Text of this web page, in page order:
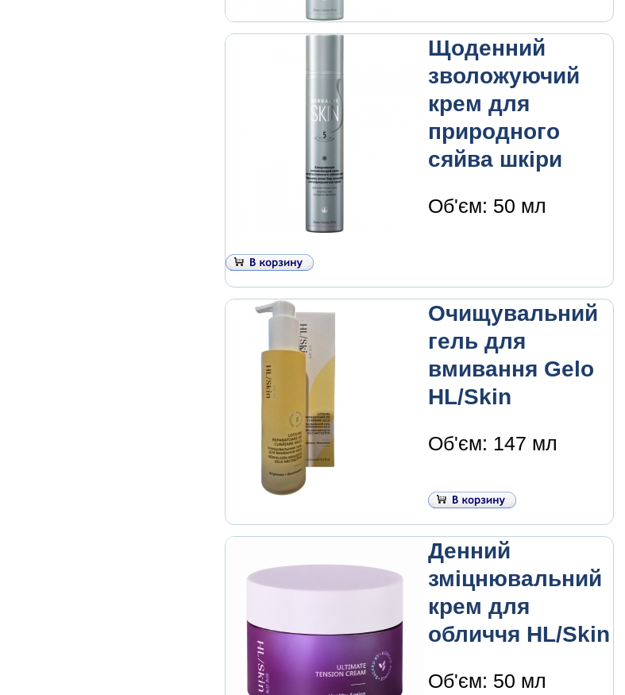
Щоденний
зволожуючий
крем для
природного
сяйва шкіри
Об'єм: 50 мл
Очищувальний
гель для
вмивання Gelo
HL/Skin
Об'єм: 147 мл
Денний
зміцнювальний
крем для
обличчя HL/Skin
Об'єм: 50 мл